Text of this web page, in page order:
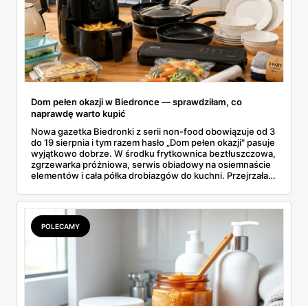
Dom pełen okazji w Biedronce — sprawdziłam, co
naprawdę warto kupić
Nowa gazetka Biedronki z serii non-food obowiązuje od 3
do 19 sierpnia i tym razem hasło „Dom pełen okazji" pasuje
wyjątkowo dobrze. W środku frytkownica beztłuszczowa,
zgrzewarka próżniowa, serwis obiadowy na osiemnaście
elementów i cała półka drobiazgów do kuchni. Przejrzałam
się przy półce z samego rana.
POLECAMY